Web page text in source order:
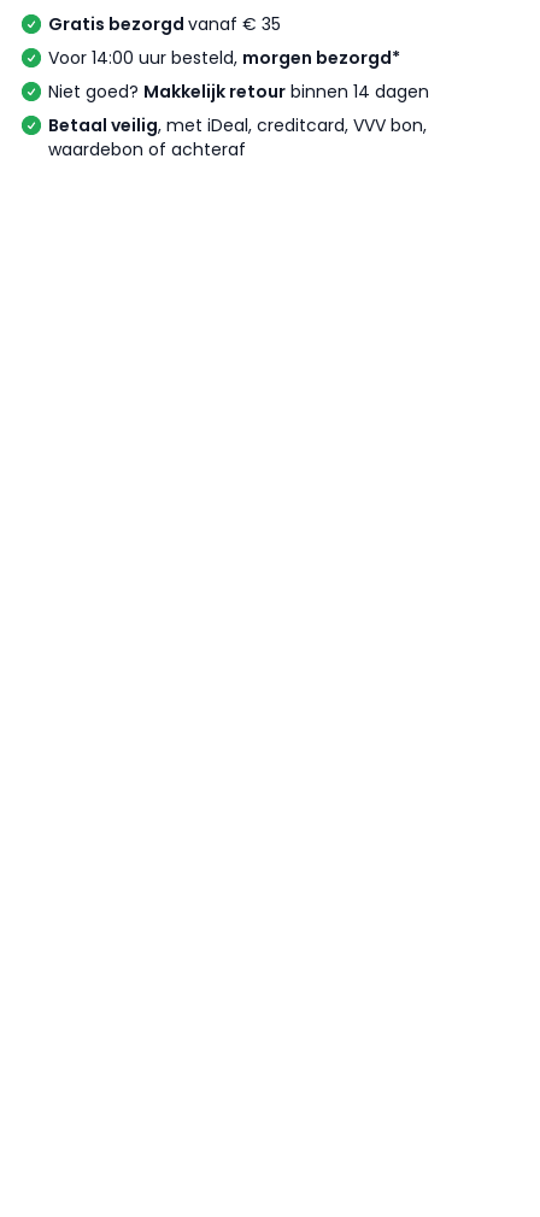
Gratis bezorgd vanaf € 35
Voor 14:00 uur besteld, morgen bezorgd*
Niet goed? Makkelijk retour binnen 14 dagen
Betaal veilig, met iDeal, creditcard, VVV bon,
waardebon of achteraf